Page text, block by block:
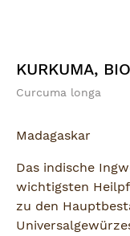
KURKUMA, BIO
Curcuma longa
Madagaskar
Das indische
wichtigsten
zu den